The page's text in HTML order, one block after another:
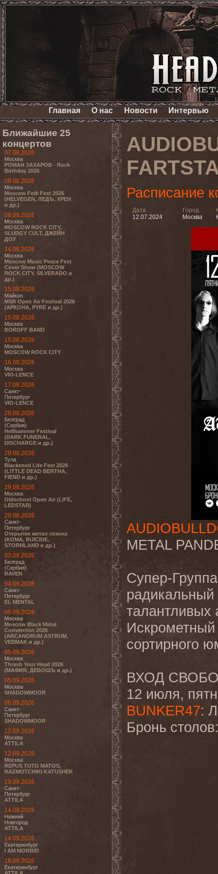
Главная О нас Новости Интервью
Ближайшие 25
концертов
07.08.2026
Москва
РОМАН ЗАХАРОВ - Rock
Birthday 2026
08.08.2026
Москва
Moscow Folk Fest 2026
(HELVEGEN, ЛЕДЪ, ХРЕН
и др.)
08.08.2026
Москва
MOSCOW ROCK CITY,
SLUDGY CULT, ДЖЕЙН
ДОУ
14.08.2026
Москва
Moscow Music Peace Fest
Cover Show (MOSCOW
ROCK CITY, SILVERADO и
др.)
15.08.2026
Майкоп
MSR Open Air Festival 2026
(АРКОНА, PYRE и др.)
15.08.2026
Москва
BOROFF BAND
15.08.2026
Москва
MOSCOW ROCK CITY
16.08.2026
Москва
VIO-LENCE
17.08.2026
Санкт-
Петербург
VIO-LENCE
28.08.2026
Белград
(Сербия)
Hellhammer Festival
(DARK FUNERAL,
DISCHARGE и др.)
29.08.2026
Тула
Blackened Life Fest 2026
(LITTLE DEAD BERTHA,
FIEND и др.)
29.08.2026
Москва
Oldschool Open Air (LIFE,
LEDSTAR)
29.08.2026
Санкт-
Петербург
Открытие метал сезона
(KOMA, BUICIDE,
STORMLAND и др.)
03.09.2026
Белград
(Сербия)
RAVEN
04.09.2026
Санкт-
Петербург
EL MENTAL
05.09.2026
Москва
Moscow Black Metal
Convention 2026
(ARCANORUM ASTRUM,
VEDMAK и др.)
05.09.2026
Москва
Thrash Your Head 2026
(МАФИЯ, ДЕБОШЪ и др.)
05.09.2026
Москва
SHADOWMOOR
06.09.2026
Санкт-
Петербург
SHADOWMOOR
12.09.2026
Москва
ATTILA
12.09.2026
Москва
REPUS TUTO MATOS,
RAZMOTCHIKI KATUSHEK
13.09.2026
Санкт-
Петербург
ATTILA
14.09.2026
Нижний
Новгород
ATTILA
14.09.2026
Екатеринбург
I AM MORBID
16.09.2026
Екатеринбург
Расписание
Дата
12.07.2024
Город
Москва
METAL
Супер-
радикальный
талантливых
сортирного
ВХОД
12 июля,
BUNKER47:
Бронь